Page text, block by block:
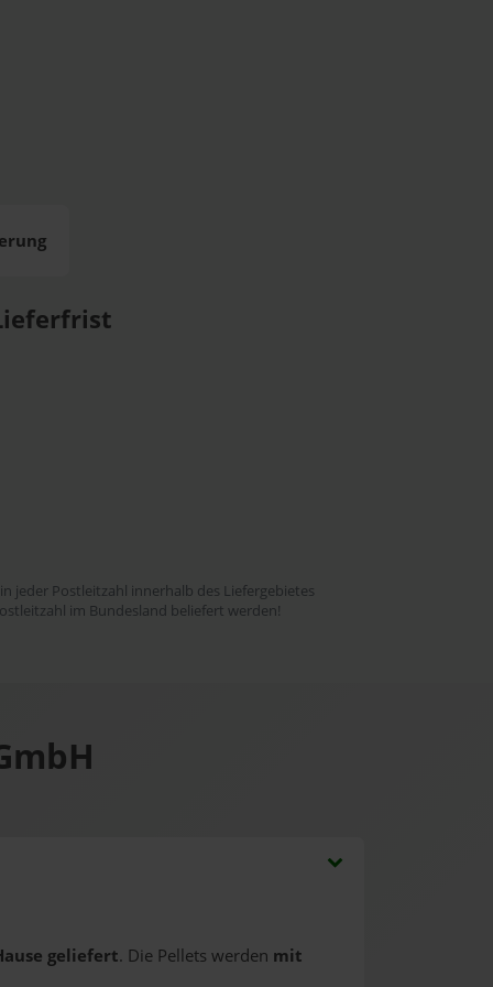
jeder Postleitzahl innerhalb des Liefergebietes
im Bundesland beliefert werden!
geliefert. Die Pellets werden mit